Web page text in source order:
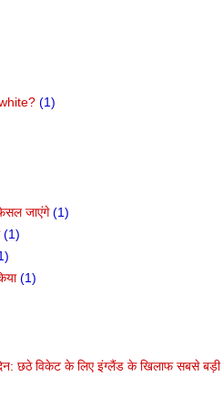
(1)
जाएंगे (1)
(1)
(1)
छठे विकेट के लिए इंग्लैंड के खिलाफ सबसे बड़ी